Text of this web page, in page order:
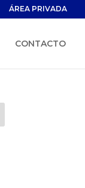
ÁREA PRIVADA
CONTACTO